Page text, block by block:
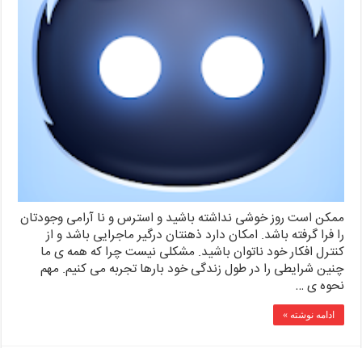
ممکن است روز خوشی نداشته باشید و استرس و نا آرامی وجودتان
را فرا گرفته باشد. امکان دارد ذهنتان درگیر ماجرایی باشد و از
کنترل افکار خود ناتوان باشید. مشکلی نیست چرا که همه ی ما
چنین شرایطی را در طول زندگی خود بارها تجربه می کنیم. مهم
نحوه ی …
ادامه نوشته »